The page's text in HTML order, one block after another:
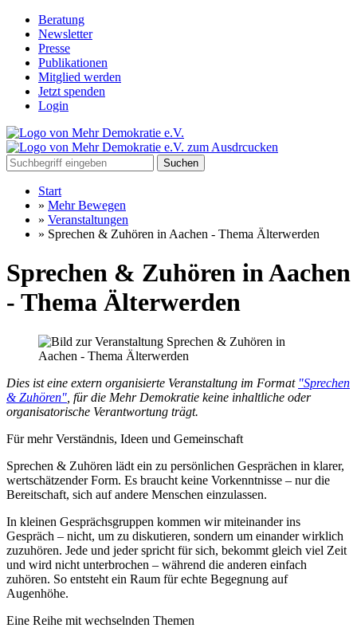
Beratung
Newsletter
Presse
Publikationen
Mitglied werden
Jetzt spenden
Login
Suchen
Start
» Mehr Bewegen
» Veranstaltungen
» Sprechen & Zuhören in Aachen - Thema Älterwerden
Sprechen & Zuhören in Aachen
- Thema Älterwerden
Dies ist eine extern organisierte Veranstaltung im Format "Sprechen
& Zuhören" , für die Mehr Demokratie keine inhaltliche oder
organisatorische Verantwortung trägt.
Für mehr Verständnis, Ideen und Gemeinschaft
Sprechen & Zuhören lädt ein zu persönlichen Gesprächen in klarer,
wertschätzender Form. Es braucht keine Vorkenntnisse – nur die
Bereitschaft, sich auf andere Menschen einzulassen.
In kleinen Gesprächsgruppen kommen wir miteinander ins
Gespräch – nicht, um zu diskutieren, sondern um einander wirklich
zuzuhören. Jede und jeder spricht für sich, bekommt gleich viel Zeit
und wird nicht unterbrochen – während die anderen einfach
zuhören. So entsteht ein Raum für echte Begegnung auf
Augenhöhe.
Eine Reihe mit wechselnden Themen